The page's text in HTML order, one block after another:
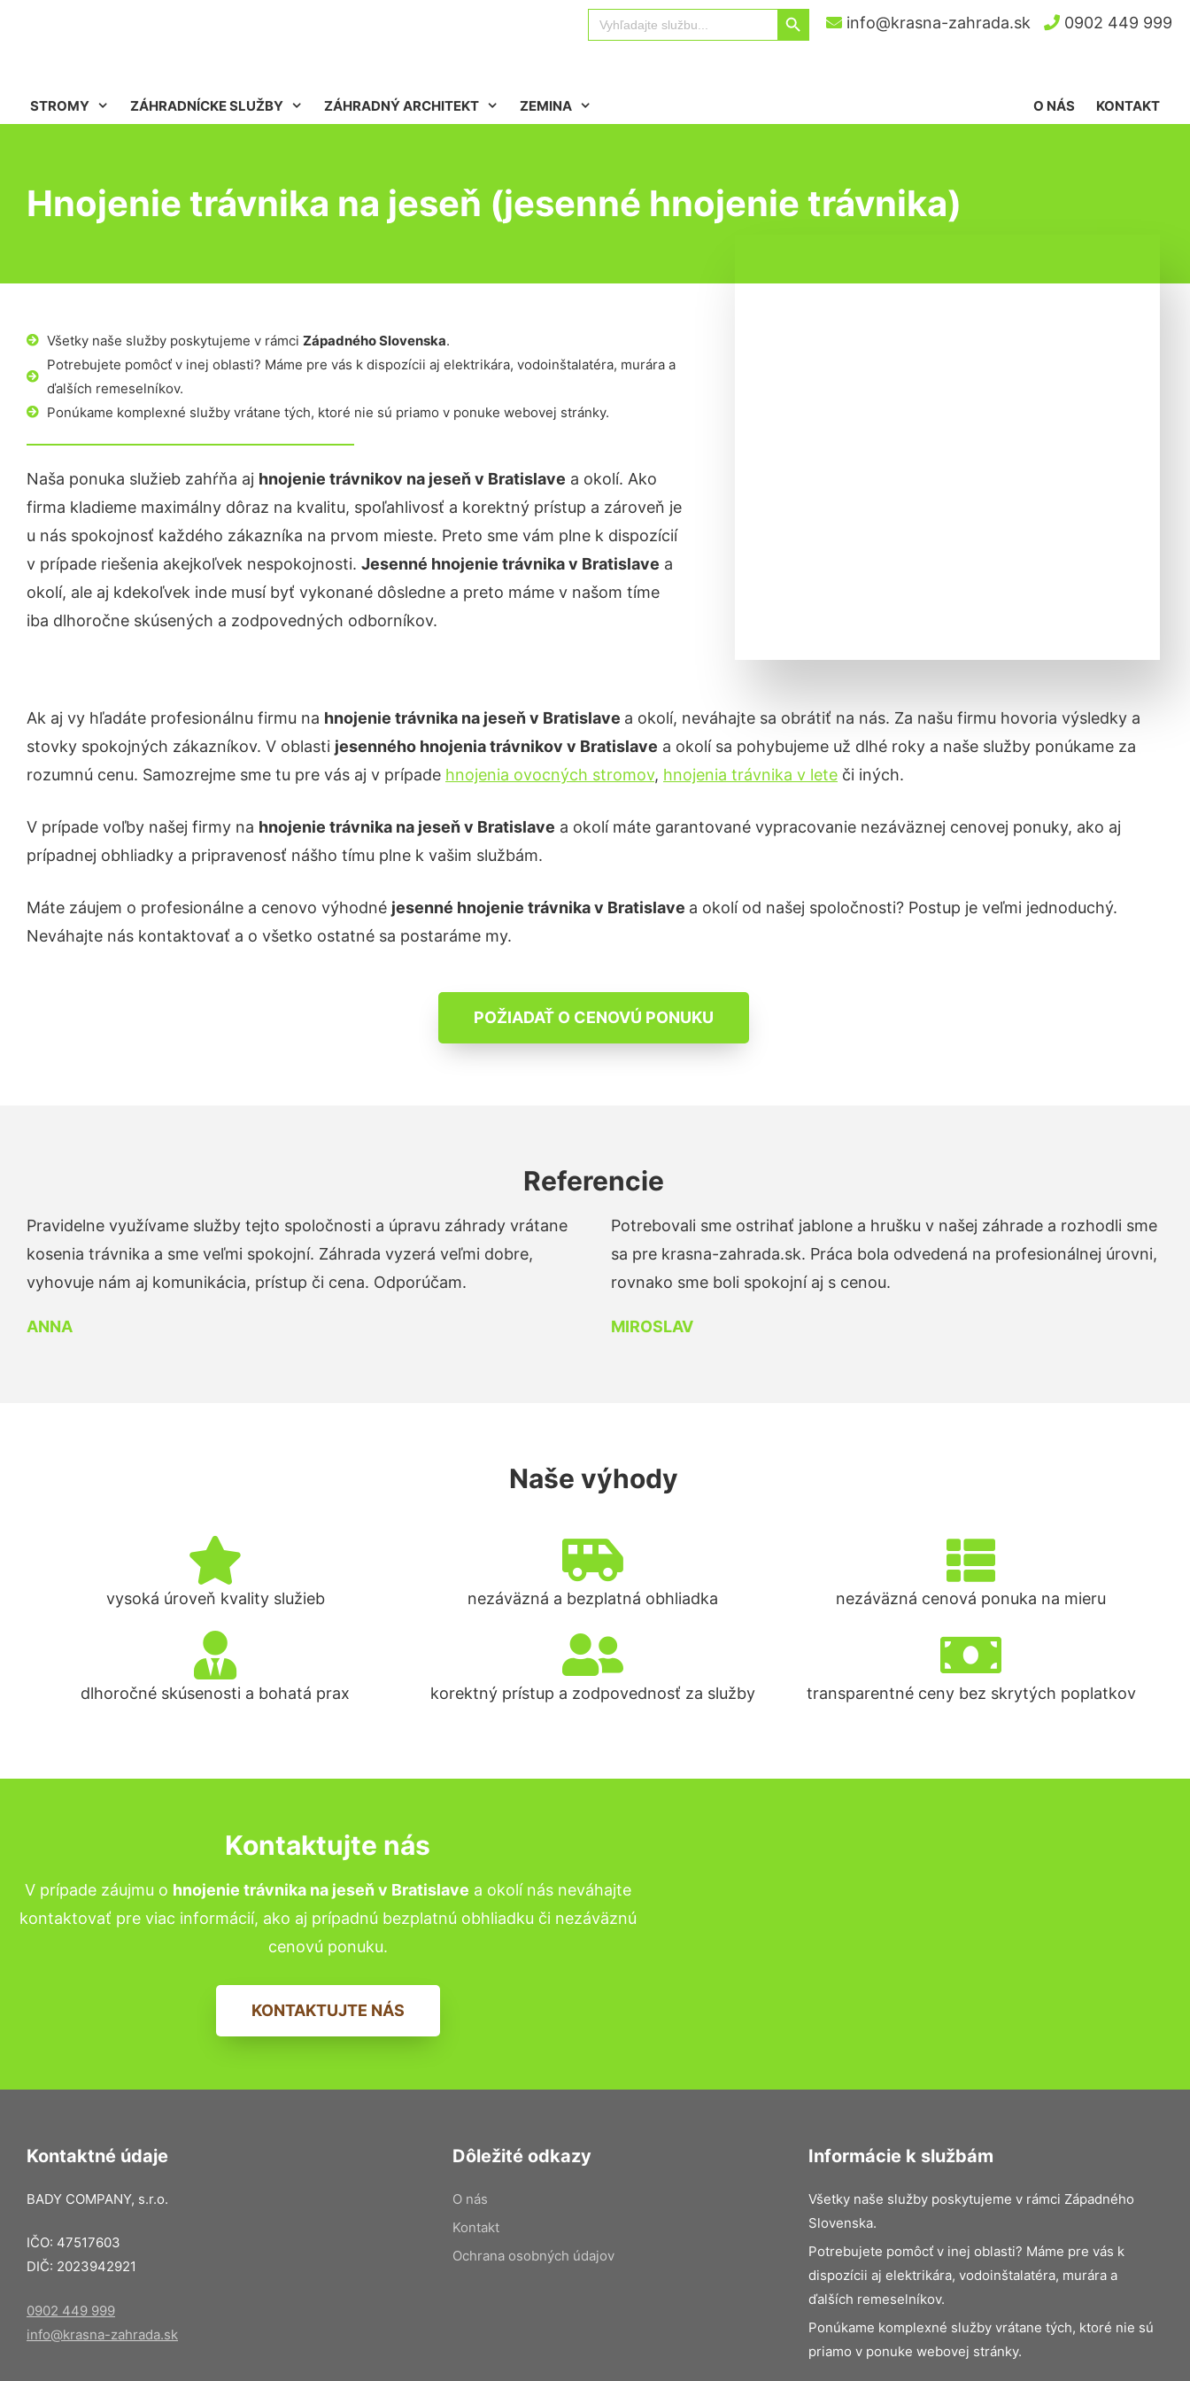
Search
for:
Search Button
info@krasna-zahrada.sk 0902 449 999
STROMY ZÁHRADNÍCKE SLUŽBY ZÁHRADNÝ ARCHITEKT ZEMINA KONTAKT
O NÁS
Hnojenie trávnika na jeseň (jesenné hnojenie trávnika)
Všetky naše služby poskytujeme v rámci Západného Slovenska.
Potrebujete pomôcť v inej oblasti? Máme pre vás k dispozícii aj elektrikára, vodoinštalatéra, murára a
ďalších remeselníkov.
Ponúkame komplexné služby vrátane tých, ktoré nie sú priamo v ponuke webovej stránky.
Naša ponuka služieb zahŕňa aj hnojenie trávnikov na jeseňv Bratislave a okolí. Ako
firma kladieme maximálny dôraz na kvalitu, spoľahlivosť a korektný prístup a zároveň je
u nás spokojnosť každého zákazníka na prvom mieste. Preto sme vám plne k dispozícií
v prípade riešenia akejkoľvek nespokojnosti. Jesenné hnojenie trávnikav Bratislave a
okolí, ale aj kdekoľvek inde musí byť vykonané dôsledne a preto máme v našom tíme
iba dlhoročne skúsených a zodpovedných odborníkov.
Ak aj vy hľadáte profesionálnu firmu na hnojenie trávnika na jeseň v Bratislave a okolí, neváhajte sa obrátiť na nás. Za našu firmu hovoria výsledky a
stovky spokojných zákazníkov. V oblasti jesenného hnojenia trávnikov v Bratislave a okolí sa pohybujeme už dlhé roky a naše služby ponúkame za
rozumnú cenu. Samozrejme sme tu pre vás aj v prípade hnojenia ovocných stromov, hnojenia trávnika v lete či iných.
V prípade voľby našej firmy na hnojenie trávnika na jeseňv Bratislave a okolí máte garantované vypracovanie nezáväznej cenovej ponuky, ako aj
prípadnej obhliadky a pripravenosť nášho tímu plne k vašim službám.
Máte záujem o profesionálne a cenovo výhodné jesenné hnojenie trávnikav Bratislave a okolí od našej spoločnosti? Postup je veľmi jednoduchý.
Neváhajte nás kontaktovať a o všetko ostatné sa postaráme my.
POŽIADAŤ O CENOVÚ PONUKU
Referencie
Pravidelne využívame služby tejto spoločnosti a úpravu záhrady vrátane
kosenia trávnika a sme veľmi spokojní. Záhrada vyzerá veľmi dobre,
vyhovuje nám aj komunikácia, prístup či cena. Odporúčam.
ANNA
Potrebovali sme ostrihať jablone a hrušku v našej záhrade a rozhodli sme
sa pre krasna-zahrada.sk. Práca bola odvedená na profesionálnej úrovni,
rovnako sme boli spokojní aj s cenou.
MIROSLAV
Naše výhody
vysoká úroveň kvality služieb nezáväzná a bezplatná obhliadka nezáväzná cenová ponuka na mieru
dlhoročné skúsenosti a bohatá prax korektný prístup a zodpovednosť za služby transparentné ceny bez skrytých poplatkov
Kontaktujte nás
V prípade záujmu o hnojenie trávnika na jeseň v Bratislave a okolí nás neváhajte
kontaktovať pre viac informácií, ako aj prípadnú bezplatnú obhliadku či nezáväznú
cenovú ponuku.
KONTAKTUJTE NÁS
Kontaktné údaje
BADY COMPANY, s.r.o.
IČO: 47517603
DIČ: 2023942921
0902 449 999
info@krasna-zahrada.sk
Dôležité odkazy
O nás
Kontakt
Ochrana osobných údajov
Informácie k službám
Všetky naše služby poskytujeme v rámci Západného
Slovenska.
Potrebujete pomôcť v inej oblasti? Máme pre vás k
dispozícii aj elektrikára, vodoinštalatéra, murára a
ďalších remeselníkov.
Ponúkame komplexné služby vrátane tých, ktoré nie sú
priamo v ponuke webovej stránky.